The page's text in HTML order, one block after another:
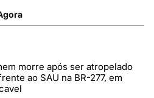
morre após ser atropelado
ao SAU na BR-277, em